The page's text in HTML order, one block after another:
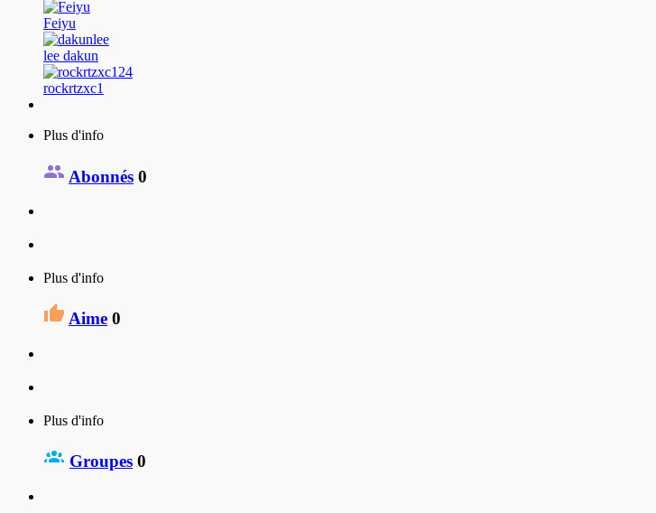
Feiyu
lee dakun
rockrtzxc1
Plus d'info
Abonnés 0
Plus d'info
Aime 0
Plus d'info
Groupes 0